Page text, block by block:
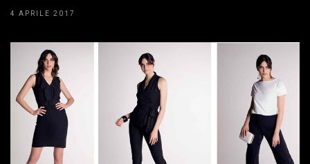
4 APRILE 2017